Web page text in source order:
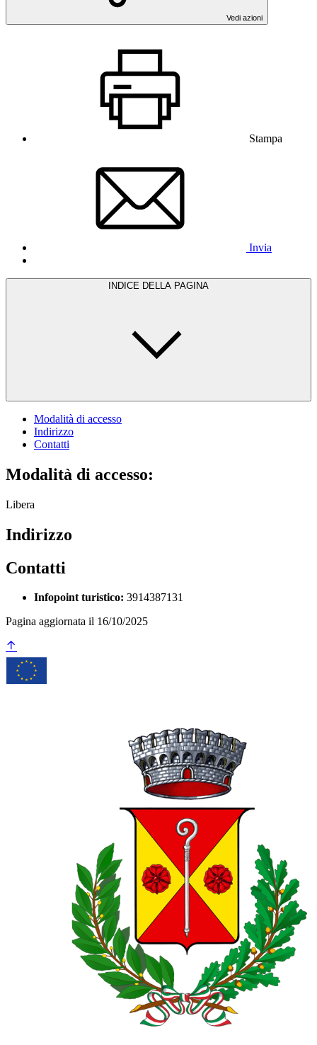
Vedi azioni
Stampa
Invia
INDICE DELLA PAGINA
Modalità di accesso
Indirizzo
Contatti
Modalità di accesso:
Libera
Indirizzo
Contatti
Infopoint turistico: 3914387131
Pagina aggiornata il 16/10/2025